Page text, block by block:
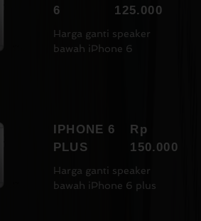
6 125.000
Harga ganti speaker
bawah iPhone 6
IPHONE 6
PLUS
Rp
150.000
Harga ganti speaker
bawah iPhone 6 plus